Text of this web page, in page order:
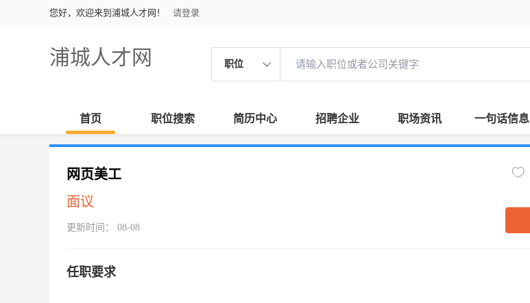
您好，欢迎来到浦城人才网！ 请登录
浦城人才网 职位
首页 职位搜索 简历中心 招聘企业 职场资讯 一句话信息
网页美工
面议
更新时间： 08-08
任职要求